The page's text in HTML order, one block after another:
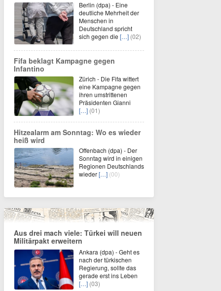
Berlin (dpa) - Eine
deutliche Mehrheit der
Menschen in
Deutschland spricht
sich gegen die […] (02)
Fifa beklagt Kampagne gegen
Infantino
Zürich - Die Fifa wittert
eine Kampagne gegen
ihren umstrittenen
Präsidenten Gianni
[…] (01)
Hitzealarm am Sonntag: Wo es wieder
heiß wird
Offenbach (dpa) - Der
Sonntag wird in einigen
Regionen Deutschlands
wieder[…] (00)
Aus drei mach viele: Türkei will neuen
Militärpakt erweitern
Ankara (dpa) - Geht es
nach der türkischen
Regierung, sollte das
gerade erst ins Leben
[…] (03)